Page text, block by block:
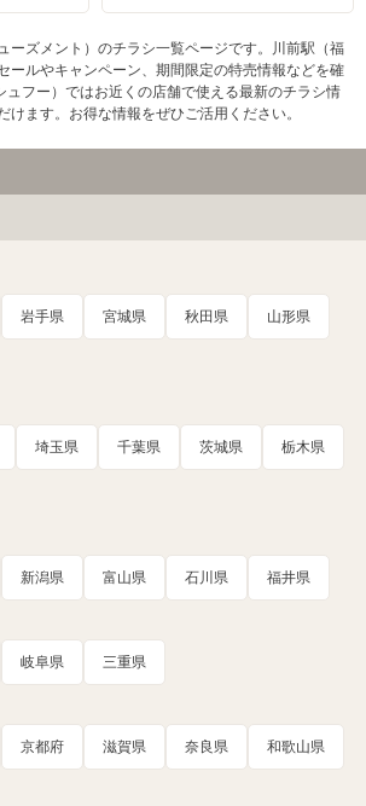
ーズメント）のチラシ一覧ページです。川前駅（福
ールやキャンペーン、期間限定の特売情報などを確
ュフー）ではお近くの店舗で使える最新のチラシ情
けます。お得な情報をぜひご活用ください。
岩手県 宮城県 秋田県 山形県
埼玉県 千葉県 茨城県 栃木県
新潟県 富山県 石川県 福井県
岐阜県 三重県
京都府 滋賀県 奈良県 和歌山県